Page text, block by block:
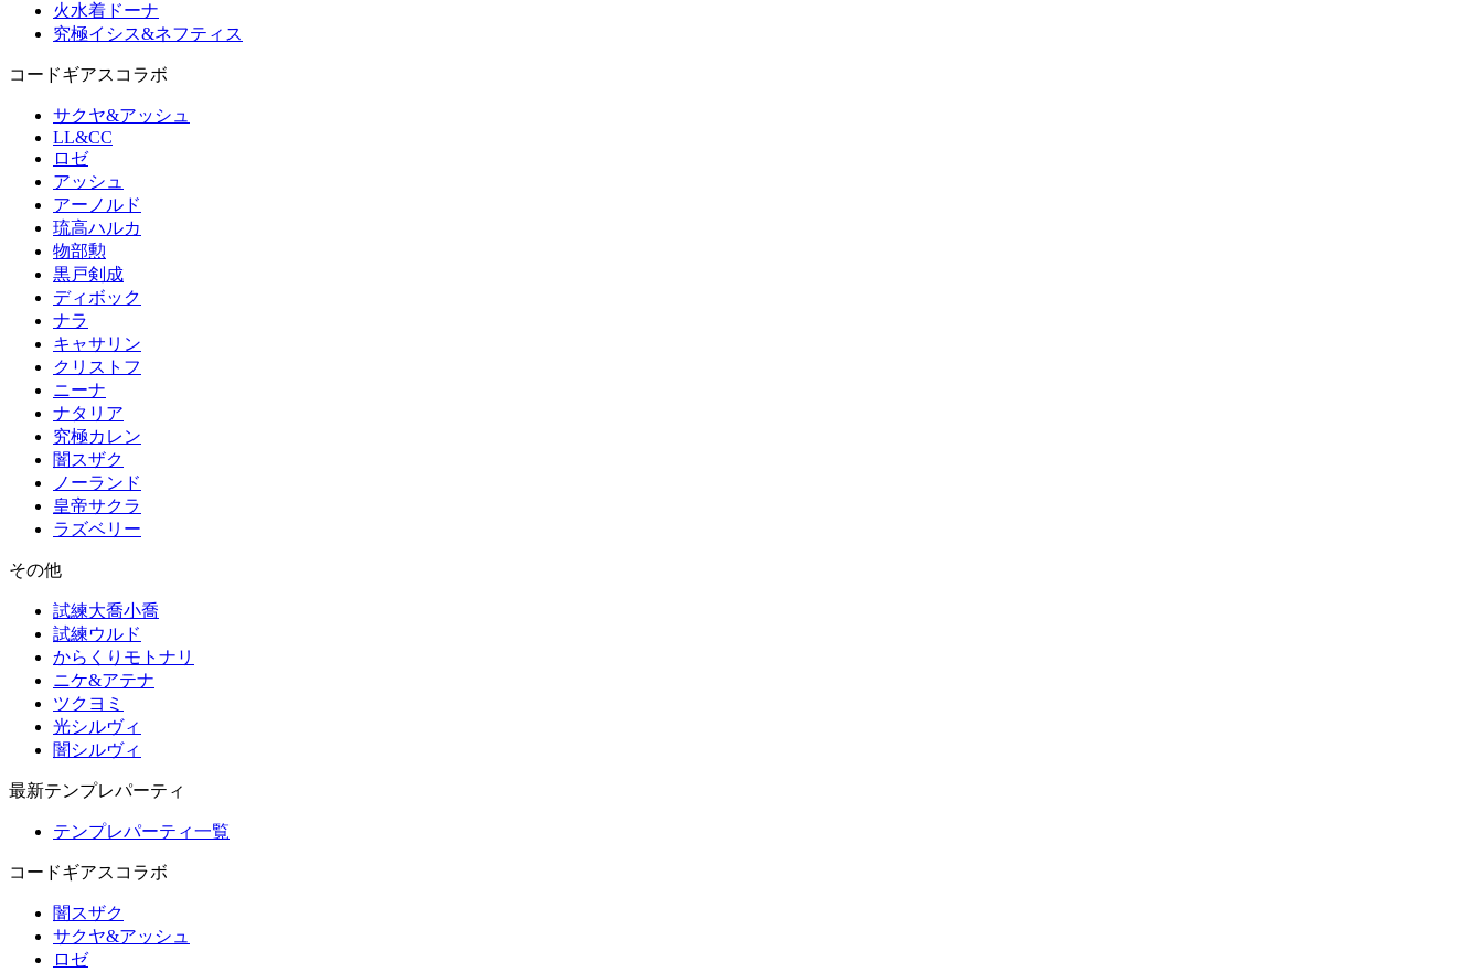
火水着ドーナ
究極イシス&ネフティス
コードギアスコラボ
サクヤ&アッシュ
LL&CC
ロゼ
アッシュ
アーノルド
琉高ハルカ
物部勲
黒戸剣成
ディボック
ナラ
キャサリン
クリストフ
ニーナ
ナタリア
究極カレン
闇スザク
ノーランド
皇帝サクラ
ラズベリー
その他
試練大喬小喬
試練ウルド
からくりモトナリ
ニケ&アテナ
ツクヨミ
光シルヴィ
闇シルヴィ
最新テンプレパーティ
テンプレパーティ一覧
コードギアスコラボ
闇スザク
サクヤ&アッシュ
ロゼ